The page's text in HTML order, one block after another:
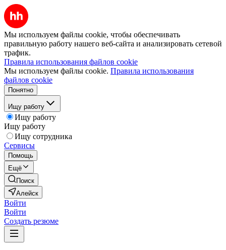
Мы используем файлы cookie, чтобы обеспечивать
правильную работу нашего веб-сайта и анализировать сетевой
трафик.
Правила использования файлов cookie
Мы используем файлы cookie. Правила использования
файлов cookie
Понятно
Ищу работу
Ищу работу
Ищу работу
Ищу сотрудника
Сервисы
Помощь
Ещё
Поиск
Алейск
Войти
Войти
Создать резюме